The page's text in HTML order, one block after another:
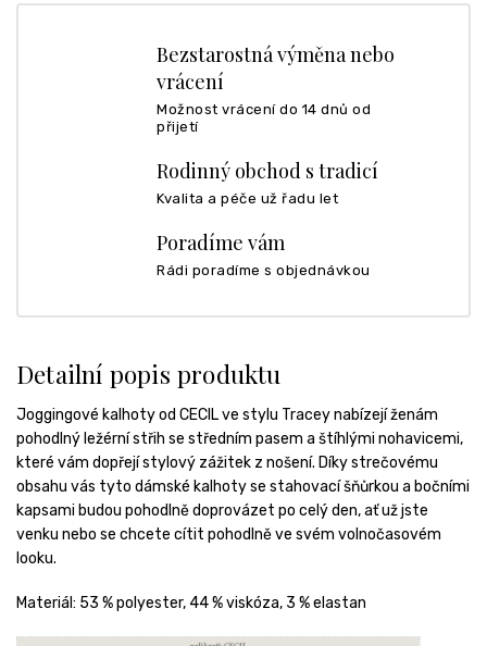
Bezstarostná výměna nebo
vrácení
Možnost vrácení do 14 dnů od
přijetí
Rodinný obchod s tradicí
Kvalita a péče už řadu let
Poradíme vám
Rádi poradíme s objednávkou
Detailní popis produktu
Joggingové kalhoty od CECIL ve stylu Tracey nabízejí ženám
pohodlný ležérní střih se středním pasem a štíhlými nohavicemi,
které vám dopřejí stylový zážitek z nošení. Díky strečovému
obsahu vás tyto dámské kalhoty se stahovací šňůrkou a bočními
kapsami budou pohodlně doprovázet po celý den, ať už jste
venku nebo se chcete cítit pohodlně ve svém volnočasovém
looku.
Materiál: 53 % polyester, 44 % viskóza, 3 % elastan